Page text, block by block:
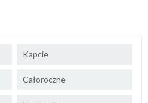
Kapcie
Całoroczne